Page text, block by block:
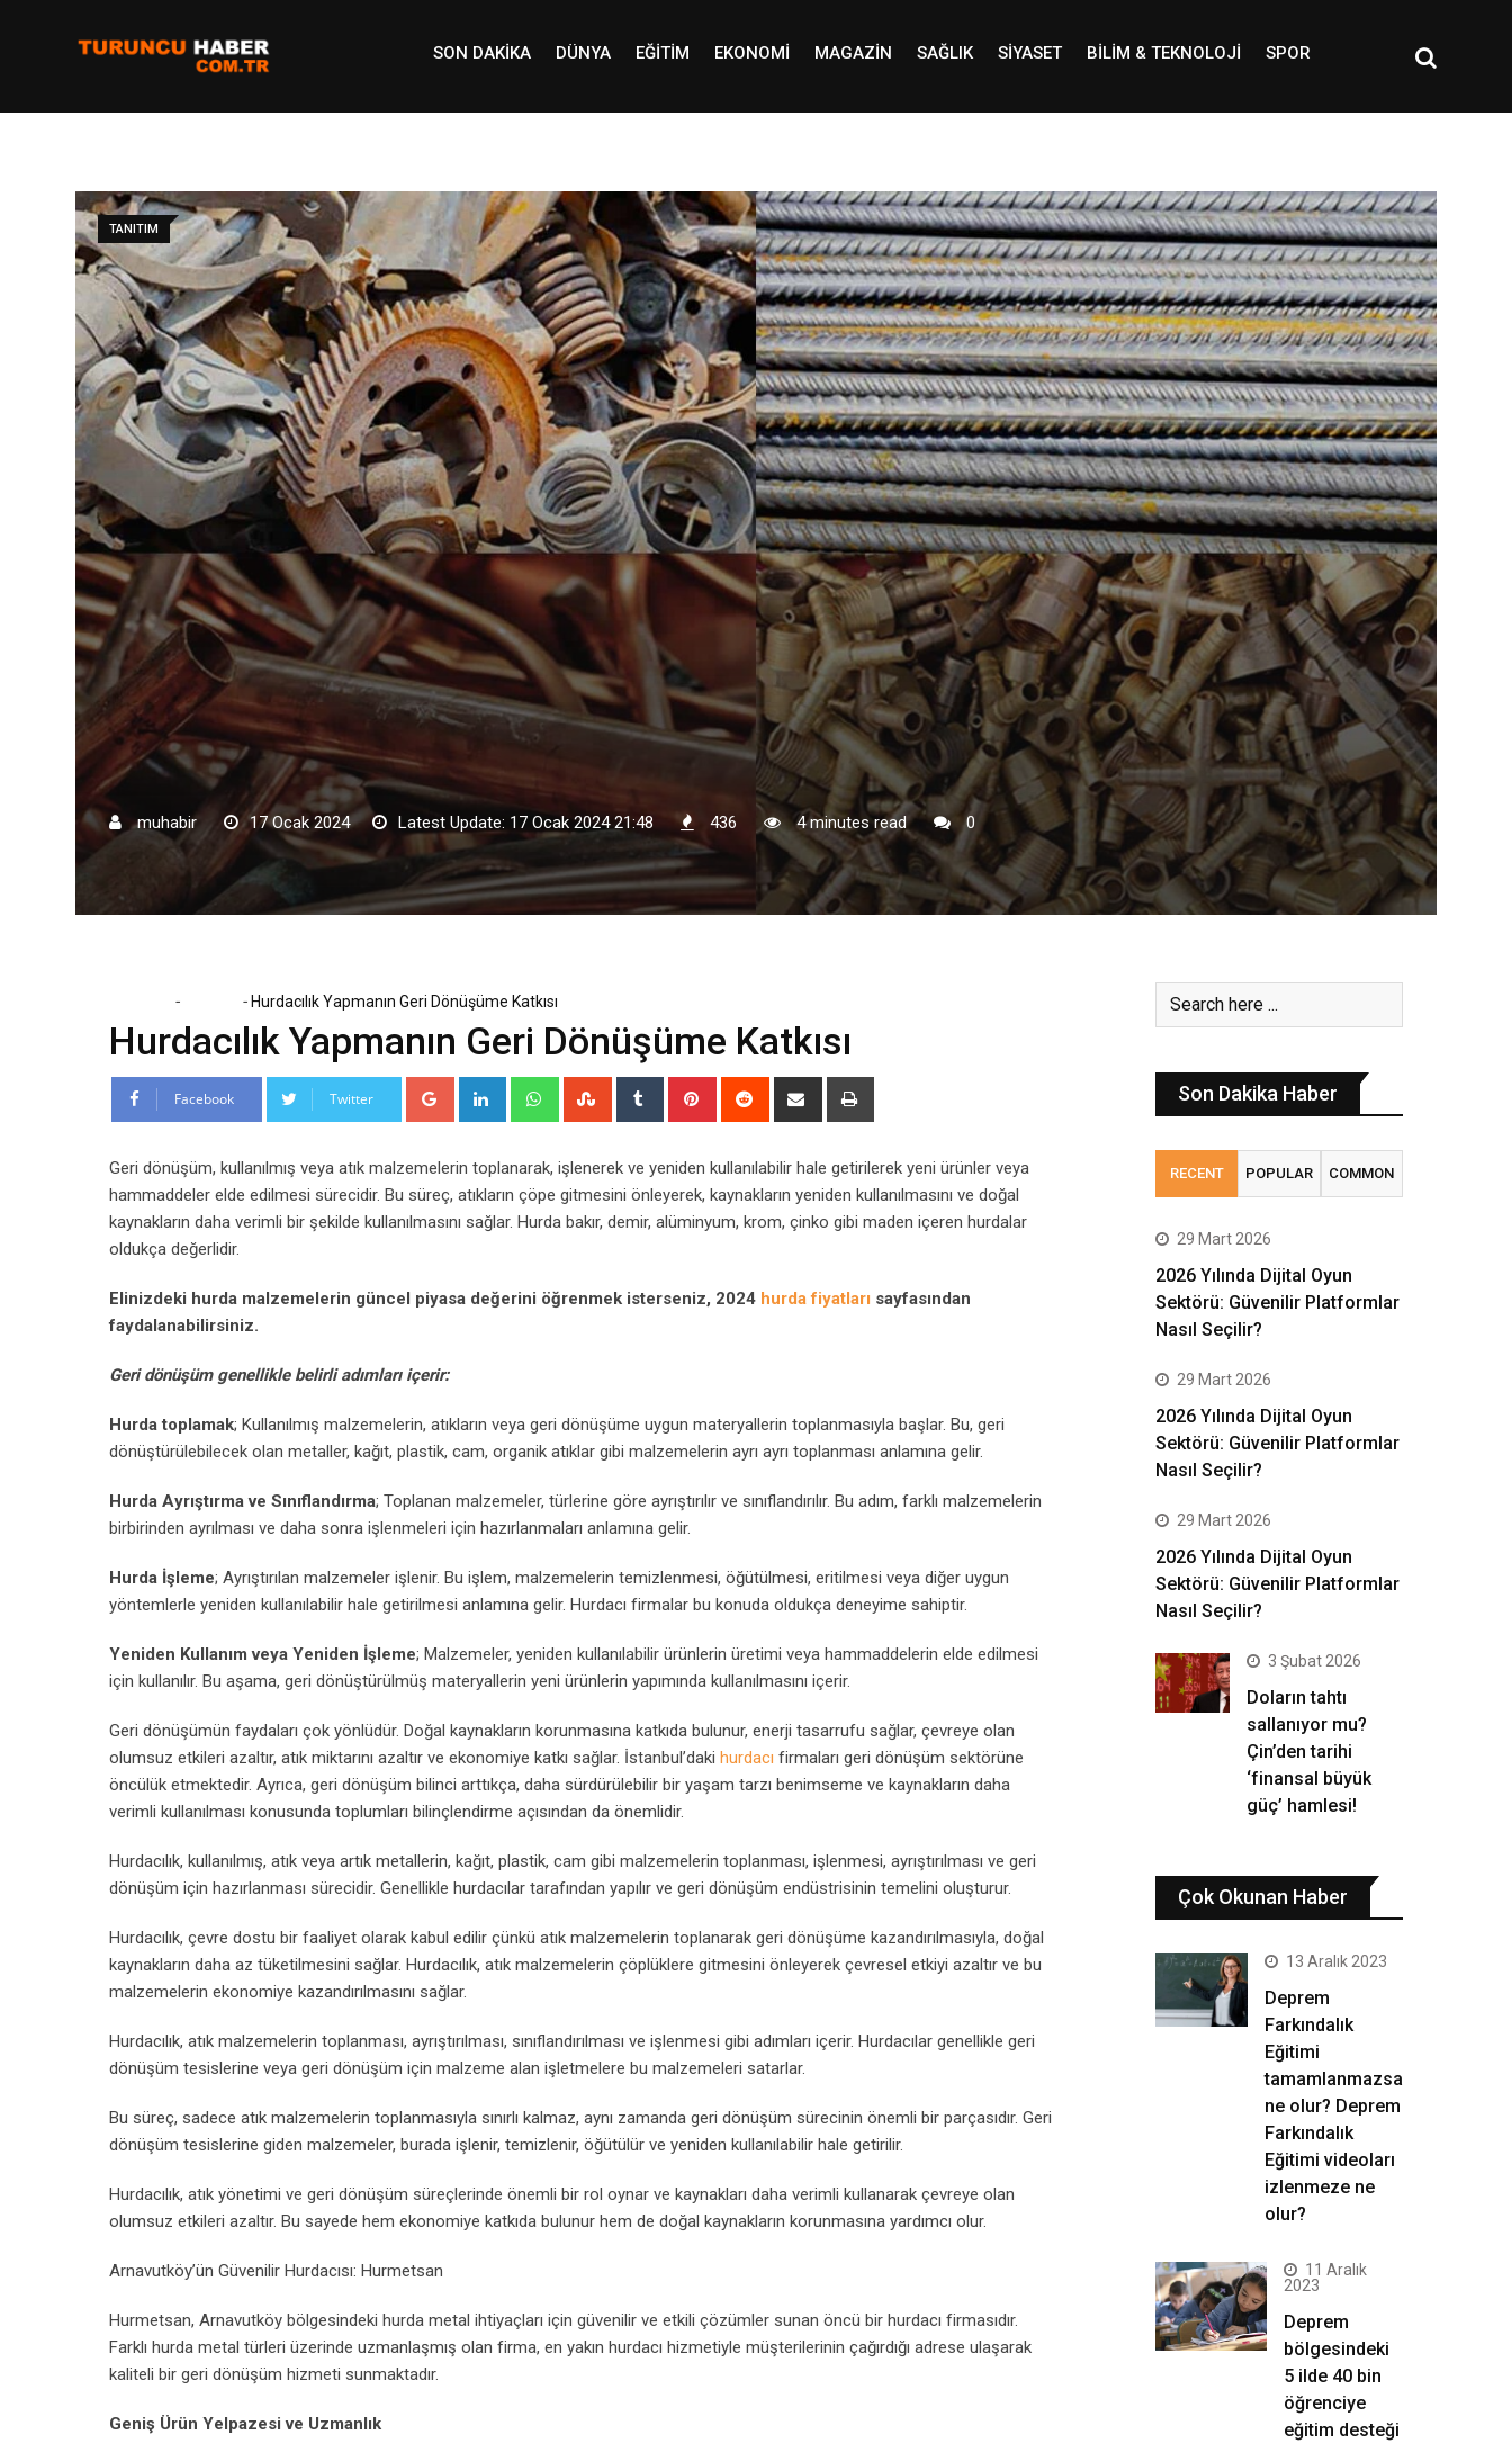
SON DAKIKA DÜNYA EĞITIM EKONOMI MAGAZIN SAĞLIK SIYASET BILIM & TEKNOLOJI SPOR
TANITIM
muhabir 17 Ocak 2024 Latest Update: 17 Ocak 2024 21:48 436 4 minutes read 0
- - Hurdacılık Yapmanın Geri Dönüşüme Katkısı
Hurdacılık Yapmanın Geri Dönüşüme Katkısı
Facebook Twitter Google+ LinkedIn WhatsappStumbleUpon
Tumblr Pinterest Reddit
Share
Geri dönüşüm, kullanılmış veya atık malzemelerin toplanarak, işlenerek ve yeniden kullanılabilir hale getirilerek yeni ürünler veya
hammaddeler elde edilmesi sürecidir. Bu süreç, atıkların çöpe gitmesini önleyerek, kaynakların yeniden kullanılmasını ve doğal
kaynakların daha verimli bir şekilde kullanılmasını sağlar. Hurda bakır, demir, alüminyum, krom, çinko gibi maden içeren hurdalar
oldukça değerlidir.
Elinizdeki hurda malzemelerin güncel piyasa değerini öğrenmek isterseniz, 2024 hurda fiyatları sayfasından
faydalanabilirsiniz.
Geri dönüşüm genellikle belirli adımları içerir:
Hurda toplamak; Kullanılmış malzemelerin, atıkların veya geri dönüşüme uygun materyallerin toplanmasıyla başlar. Bu, geri
dönüştürülebilecek olan metaller, kağıt, plastik, cam, organik atıklar gibi malzemelerin ayrı ayrı toplanması anlamına gelir.
Hurda Ayrıştırma ve Sınıflandırma; Toplanan malzemeler, türlerine göre ayrıştırılır ve sınıflandırılır. Bu adım, farklı malzemelerin
birbirinden ayrılması ve daha sonra işlenmeleri için hazırlanmaları anlamına gelir.
Hurda İşleme; Ayrıştırılan malzemeler işlenir. Bu işlem, malzemelerin temizlenmesi, öğütülmesi, eritilmesi veya diğer uygun
yöntemlerle yeniden kullanılabilir hale getirilmesi anlamına gelir. Hurdacı firmalar bu konuda oldukça deneyime sahiptir.
Yeniden Kullanım veya Yeniden İşleme; Malzemeler, yeniden kullanılabilir ürünlerin üretimi veya hammaddelerin elde edilmesi
için kullanılır. Bu aşama, geri dönüştürülmüş materyallerin yeni ürünlerin yapımında kullanılmasını içerir.
Geri dönüşümün faydaları çok yönlüdür. Doğal kaynakların korunmasına katkıda bulunur, enerji tasarrufu sağlar, çevreye olan
olumsuz etkileri azaltır, atık miktarını azaltır ve ekonomiye katkı sağlar. İstanbul’daki hurdacı firmaları geri dönüşüm sektörüne
öncülük etmektedir. Ayrıca, geri dönüşüm bilinci arttıkça, daha sürdürülebilir bir yaşam tarzı benimseme ve kaynakların daha
verimli kullanılması konusunda toplumları bilinçlendirme açısından da önemlidir.
Hurdacılık, kullanılmış, atık veya artık metallerin, kağıt, plastik, cam gibi malzemelerin toplanması, işlenmesi, ayrıştırılması ve geri
dönüşüm için hazırlanması sürecidir. Genellikle hurdacılar tarafından yapılır ve geri dönüşüm endüstrisinin temelini oluşturur.
Hurdacılık, çevre dostu bir faaliyet olarak kabul edilir çünkü atık malzemelerin toplanarak geri dönüşüme kazandırılmasıyla, doğal
kaynakların daha az tüketilmesini sağlar. Hurdacılık, atık malzemelerin çöplüklere gitmesini önleyerek çevresel etkiyi azaltır ve bu
malzemelerin ekonomiye kazandırılmasını sağlar.
Hurdacılık, atık malzemelerin toplanması, ayrıştırılması, sınıflandırılması ve işlenmesi gibi adımları içerir. Hurdacılar genellikle geri
dönüşüm tesislerine veya geri dönüşüm için malzeme alan işletmelere bu malzemeleri satarlar.
Bu süreç, sadece atık malzemelerin toplanmasıyla sınırlı kalmaz, aynı zamanda geri dönüşüm sürecinin önemli bir parçasıdır. Geri
dönüşüm tesislerine giden malzemeler, burada işlenir, temizlenir, öğütülür ve yeniden kullanılabilir hale getirilir.
Hurdacılık, atık yönetimi ve geri dönüşüm süreçlerinde önemli bir rol oynar ve kaynakları daha verimli kullanarak çevreye olan
olumsuz etkileri azaltır. Bu sayede hem ekonomiye katkıda bulunur hem de doğal kaynakların korunmasına yardımcı olur.
Arnavutköy’ün Güvenilir Hurdacısı: Hurmetsan
Hurmetsan, Arnavutköy bölgesindeki hurda metal ihtiyaçları için güvenilir ve etkili çözümler sunan öncü bir hurdacı firmasıdır.
Farklı hurda metal türleri üzerinde uzmanlaşmış olan firma, en yakın hurdacı hizmetiyle müşterilerinin çağırdığı adrese ulaşarak
kaliteli bir geri dönüşüm hizmeti sunmaktadır.
Geniş Ürün Yelpazesi ve Uzmanlık
Son Dakika Haber
RECENT POPULAR COMMON
29 Mart 2026
2026 Yılında Dijital Oyun
Sektörü: Güvenilir Platformlar
Nasıl Seçilir?
29 Mart 2026
2026 Yılında Dijital Oyun
Sektörü: Güvenilir Platformlar
Nasıl Seçilir?
29 Mart 2026
2026 Yılında Dijital Oyun
Sektörü: Güvenilir Platformlar
Nasıl Seçilir?
3 Şubat 2026
Doların tahtı
sallanıyor mu?
Çin’den tarihi
‘finansal büyük
güç’ hamlesi!
Çok Okunan Haber
13 Aralık 2023
Deprem
Farkındalık
Eğitimi
tamamlanmazsa
ne olur? Deprem
Farkındalık
Eğitimi videoları
izlenmeze ne
olur?
11 Aralık
2023
Deprem
bölgesindeki
5 ilde 40 bin
öğrenciye
eğitim desteği